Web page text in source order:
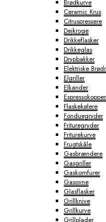
Brødkurve
Ceramic Krus
Citruspressere
Dejkroge
Drikkeflasker
Drikkeglas
Drypbakker
Elektriske
Elgriller
Elkander
Espressokopper
Flaskekølere
Fonduegryder
Frituregryder
Friturekurve
Frugtskåle
Gasbrændere
Gasgriller
Gaskomfurer
Gasovne
Glasflasker
Grillknive
Grillkurve
Grillplader